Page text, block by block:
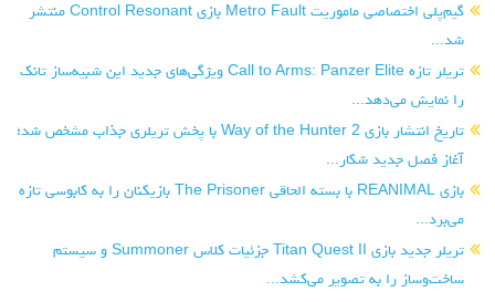
گیم‌پلی اختصاصی ماموریت Metro Fault بازی Control Resonant منتشر
شد...
تریلر تازه Call to Arms: Panzer Elite ویژگی‌های جدید این شبیه‌ساز تانک
را نمایش می‌دهد...
تاریخ انتشار بازی Way of the Hunter 2 با پخش تریلری جذاب مشخص شد؛
آغاز فصل جدید شکار...
بازی REANIMAL با بسته الحاقی The Prisoner بازیکنان را به کابوسی تازه
می‌برد...
تریلر جدید بازی Titan Quest II جزئیات کلاس Summoner و سیستم
ساخت‌وساز را به تصویر می‌کشد...